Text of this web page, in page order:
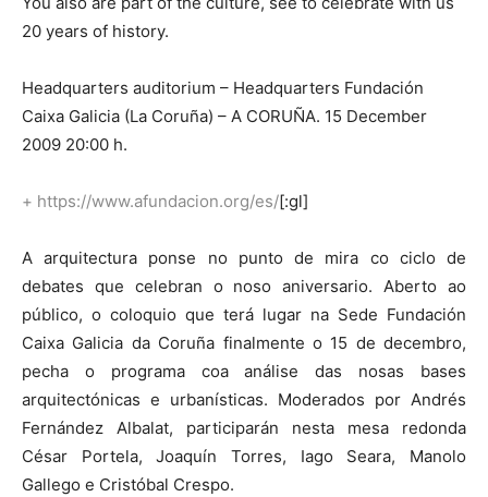
20 years of history.
Headquarters auditorium – Headquarters Fundación
Caixa Galicia (La Coruña) – A CORUÑA. 15 December
2009 20:00 h.
+ https://www.afundacion.org/es/[:gl]
A arquitectura ponse no punto de mira co ciclo de
debates que celebran o noso aniversario. Aberto ao
público, o coloquio que terá lugar na Sede Fundación
Caixa Galicia da Coruña finalmente o 15 de decembro,
pecha o programa coa análise das nosas bases
arquitectónicas e urbanísticas. Moderados por Andrés
Fernández Albalat, participarán nesta mesa redonda
César Portela, Joaquín Torres, Iago Seara, Manolo
Gallego e Cristóbal Crespo.